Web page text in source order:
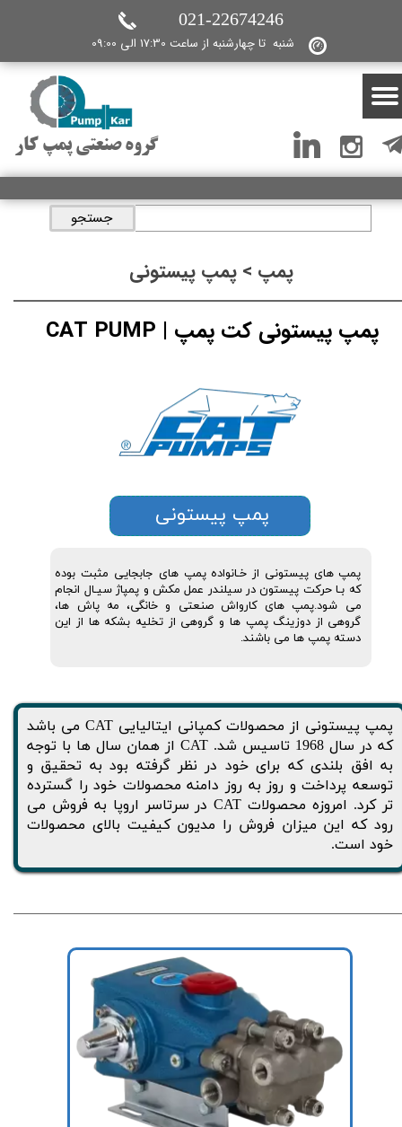
گروه صنعتی پمپ کار
شنبه تا چهارشنبه از ساعت 17:30 الی 09:00
021-22674246
جستجو
پمپ > پمپ پیستونی
پمپ پیستونی کت پمپ | CAT PUMP
پمپ پیستونی از محصولات کمپانی ایتالیایی CAT می باشد
که در سال 1968 تاسیس شد. CAT از همان سال ها با توجه
به افق بلندی که برای خود در نظر گرفته بود به تحقیق و
توسعه پرداخت و روز به روز دامنه محصولات خود را گسترده
تر کرد. امروزه محصولات CAT در سرتاسر اروپا به فروش می
رود که این میزان فروش را مدیون کیفیت بالای محصولات
خود است.
پمپ های پیستونی از خـانواده پمپ های جابجایی مثبت بوده
که بـا حرکت پیستون در سیلندر عمل مکش و پمپاژ سیـال انجام
می شود.پمپ های کارواش صنعتی و خانگی، مه پاش ها،
گروهی از دوزینگ پمپ ها و گروهی از تخلیه بشکه ها از این
دسته پمپ ها می باشند.
پمپ پیستونی